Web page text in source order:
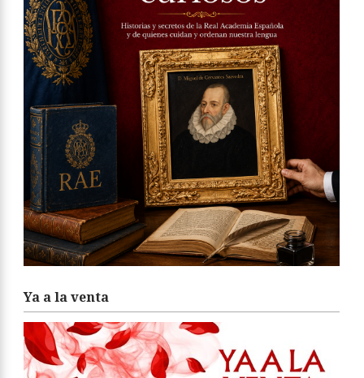
Ya a la venta